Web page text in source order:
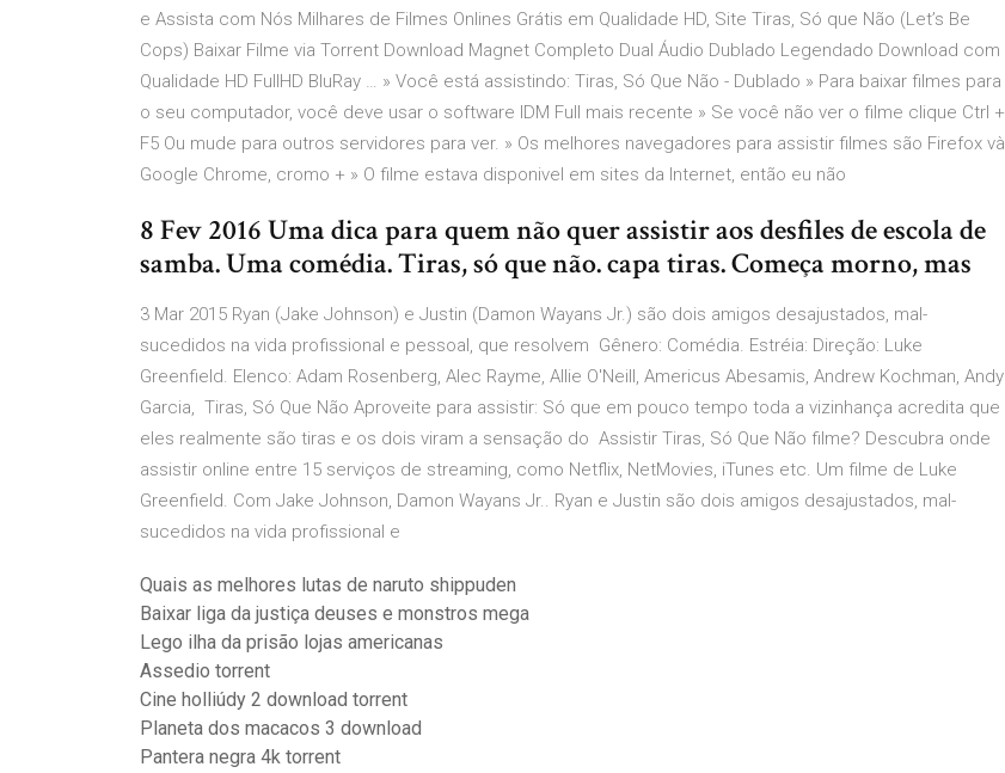
e Assista com Nós Milhares de Filmes Onlines Grátis em Qualidade HD, Site Tiras, Só que Não (Let’s Be
Cops) Baixar Filme via Torrent Download Magnet Completo Dual Áudio Dublado Legendado Download com
Qualidade HD FullHD BluRay … » Você está assistindo: Tiras, Só Que Não - Dublado » Para baixar filmes para
o seu computador, você deve usar o software IDM Full mais recente » Se você não ver o filme clique Ctrl +
F5 Ou mude para outros servidores para ver. » Os melhores navegadores para assistir filmes são Firefox và
Google Chrome, cromo + » O filme estava disponivel em sites da Internet, então eu não
8 Fev 2016 Uma dica para quem não quer assistir aos desfiles de escola de
samba. Uma comédia. Tiras, só que não. capa tiras. Começa morno, mas
3 Mar 2015 Ryan (Jake Johnson) e Justin (Damon Wayans Jr.) são dois amigos desajustados, mal-
sucedidos na vida profissional e pessoal, que resolvem Gênero: Comédia. Estréia: Direção: Luke
Greenfield. Elenco: Adam Rosenberg, Alec Rayme, Allie O'Neill, Americus Abesamis, Andrew Kochman, Andy
Garcia, Tiras, Só Que Não Aproveite para assistir: Só que em pouco tempo toda a vizinhança acredita que
eles realmente são tiras e os dois viram a sensação do Assistir Tiras, Só Que Não filme? Descubra onde
assistir online entre 15 serviços de streaming, como Netflix, NetMovies, iTunes etc. Um filme de Luke
Greenfield. Com Jake Johnson, Damon Wayans Jr.. Ryan e Justin são dois amigos desajustados, mal-
sucedidos na vida profissional e
Quais as melhores lutas de naruto shippuden
Baixar liga da justiça deuses e monstros mega
Lego ilha da prisão lojas americanas
Assedio torrent
Cine holliúdy 2 download torrent
Planeta dos macacos 3 download
Pantera negra 4k torrent